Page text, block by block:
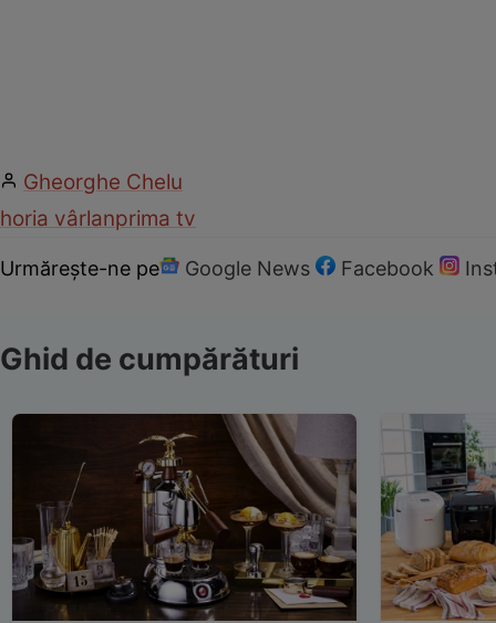
Gheorghe Chelu
horia vârlanprima tv
Urmărește-ne pe Google News Facebook
Ghid de cumpărături